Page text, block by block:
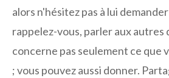
alors n'hésitez pas à lui
rappelez-vous, parler aux autres
concerne pas seulement ce que
; vous pouvez aussi donner.